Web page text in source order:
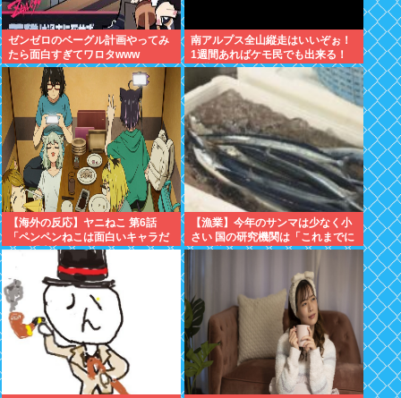
ゼンゼロのベーグル計画やってみ
たら面白すぎてワロタwww
南アルプス全山縦走はいいぞぉ！
1週間あればケモ民でも出来る！
お盆休みにやってみなイカ？
【海外の反応】ヤニねこ 第6話
「ペンペンねこは面白いキャラだ
な」「大家さんとのドライブのシ
ーン、リアルすぎて辛かった」
【漁業】今年のサンマは少なく小
さい 国の研究機関は「これまでに
なく厳しい年になる」